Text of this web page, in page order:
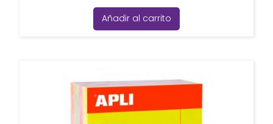
Añadir al carrito